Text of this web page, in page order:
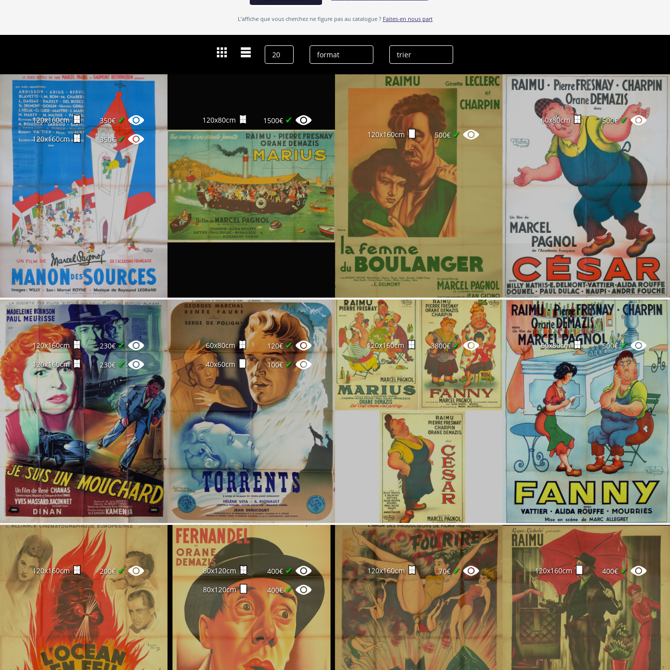
L’affiche que vous cherchez ne figure pas au catalogue ? Faites-en nous part
Monégasque
effacer l’historique
120x160cm 350€ ✔
120x160cm 350€✔
120x80cm 1500€ ✔
120x160cm 500€ ✔
60x80cm 500€✔
120x160cm 230€✔
120x160cm 230€ ✔
60x80cm 120€✔
40x60cm 100€✔
120x160cm 3800€✔ 60x80cm 500€✔
120x160cm 200€ ✔ 80x120cm 400€✔
80x120cm 400€✔
120x160cm 70€✔ 120x160cm 400€ ✔